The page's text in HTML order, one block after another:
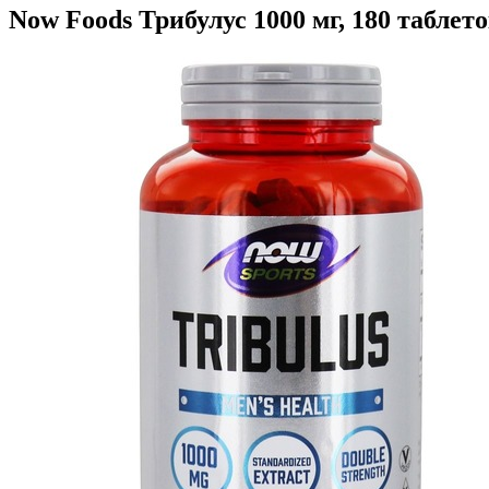
Now Foods Трибулус 1000 мг, 180